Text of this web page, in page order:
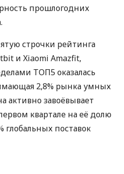
прошлогодних
строчки рейтинга
и Xiaomi Amazfit,
ТОП5 оказалась
2,8% рынка умных
активно завоёвывает
квартале на её долю
глобальных поставок